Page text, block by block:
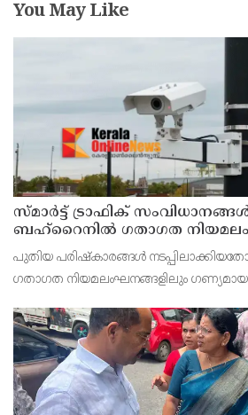
You May Like
സ്മാര്‍ട്ട് ട്രാഫിക്
ബഹ്‌റൈനില്‍ ഗതാഗത
അപകടങ്ങളും കുറഞ്ഞു
പുതിയ പരിഷ്‌കാരങ്ങള്‍
ഗതാഗത നിയമലംഘനങ്ങളിലും
ഡയറക്ടര്‍ ജനറല്‍ മേജര്‍ ജനറല്‍